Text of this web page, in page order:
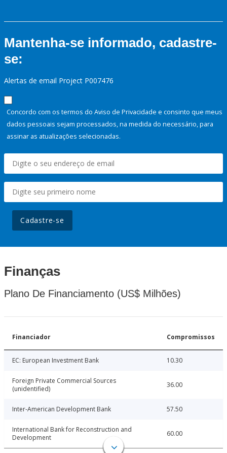
Mantenha-se informado, cadastre-
se:
Alertas de email Project P007476
Concordo com os termos do Aviso de Privacidade e consinto que meus
dados pessoais sejam processados, na medida do necessário, para
assinar as atualizações selecionadas.
Cadastre-se
Finanças
Plano De Financiamento (US$ Milhões)
Financiador Compromissos
EC: European Investment Bank 10.30
Foreign Private Commercial Sources
(unidentified)
36.00
Inter-American Development Bank 57.50
International Bank for Reconstruction and
Development
60.00